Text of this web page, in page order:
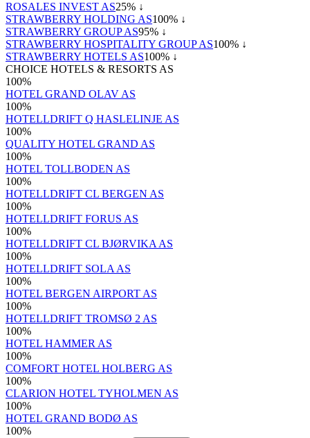
ROSALES INVEST AS25% ↓
STRAWBERRY HOLDING AS100% ↓
STRAWBERRY GROUP AS95% ↓
STRAWBERRY HOSPITALITY GROUP AS100% ↓
STRAWBERRY HOTELS AS100% ↓
CHOICE HOTELS & RESORTS AS
100%
HOTEL GRAND OLAV AS
100%
HOTELLDRIFT Q HASLELINJE AS
100%
QUALITY HOTEL GRAND AS
100%
HOTEL TOLLBODEN AS
100%
HOTELLDRIFT CL BERGEN AS
100%
HOTELLDRIFT FORUS AS
100%
HOTELLDRIFT CL BJØRVIKA AS
100%
HOTELLDRIFT SOLA AS
100%
HOTEL BERGEN AIRPORT AS
100%
HOTELLDRIFT TROMSØ 2 AS
100%
HOTEL HAMMER AS
100%
COMFORT HOTEL HOLBERG AS
100%
CLARION HOTEL TYHOLMEN AS
100%
HOTEL GRAND BODØ AS
100%